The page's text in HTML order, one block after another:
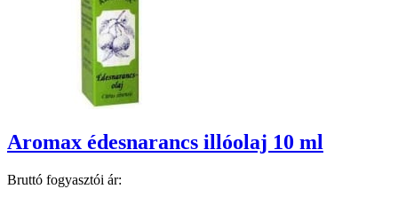
Aromax édesnarancs illóolaj 10 ml
Bruttó fogyasztói ár: